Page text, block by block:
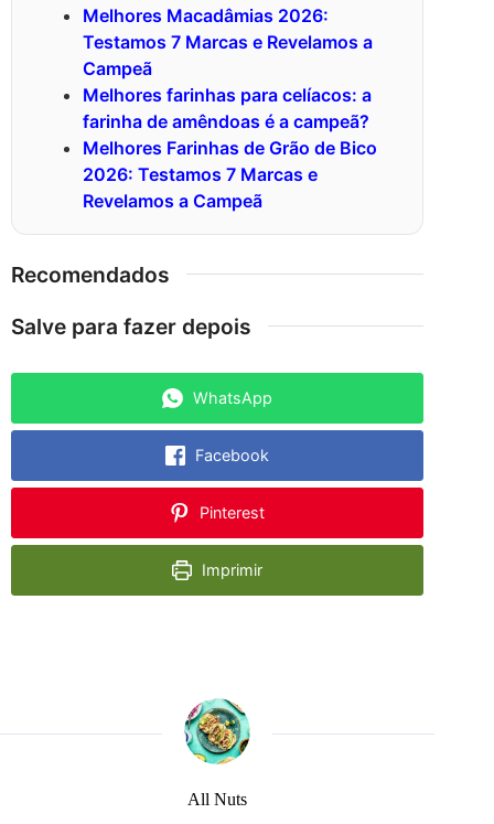
Melhores Macadâmias 2026:
Testamos 7 Marcas e Revelamos a
Campeã
Melhores farinhas para celíacos: a
farinha de amêndoas é a campeã?
Melhores Farinhas de Grão de Bico
2026: Testamos 7 Marcas e
Revelamos a Campeã
Recomendados
Salve para fazer depois
WhatsApp
Facebook
Pinterest
Imprimir
All Nuts